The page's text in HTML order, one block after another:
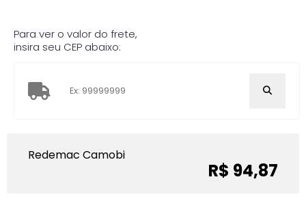
Para ver o valor do frete,
insira seu CEP abaixo:
Redemac Camobi
R$ 94,87